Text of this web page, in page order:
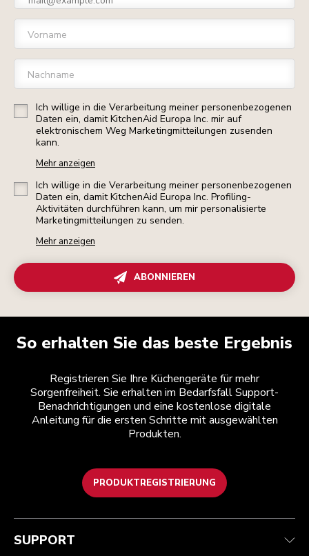
Vorname
Nachname
Ich willige in die Verarbeitung meiner personenbezogenen
Daten ein, damit KitchenAid Europa Inc. mir auf
elektronischem Weg Marketingmitteilungen zusenden
kann.
Mehr anzeigen
Ich willige in die Verarbeitung meiner personenbezogenen
Daten ein, damit KitchenAid Europa Inc. Profiling-
Aktivitäten durchführen kann, um mir personalisierte
Marketingmitteilungen zu senden.
Mehr anzeigen
ABONNIEREN
So erhalten Sie das beste Ergebnis
Registrieren Sie Ihre Küchengeräte für mehr
Sorgenfreiheit. Sie erhalten im Bedarfsfall Support-
Benachrichtigungen und eine kostenlose digitale
Anleitung für die ersten Schritte mit ausgewählten
Produkten.
PRODUKTREGISTRIERUNG
Health Check
Verfolgen Sie Ihre Bestellung
Garantie und Dokumente
Teilnahmebedingungen
Rückgaben und Erstattungen
Impressum
Die Marke
Händlersuche
SUPPORT